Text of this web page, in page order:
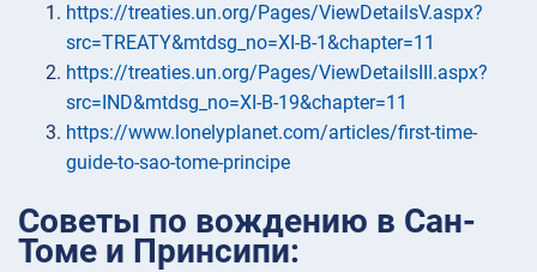
https://treaties.un.org/Pages/ViewDetailsV.aspx?
src=TREATY&mtdsg_no=XI-B-1&chapter=11
https://treaties.un.org/Pages/ViewDetailsIII.aspx?
src=IND&mtdsg_no=XI-B-19&chapter=11
https://www.lonelyplanet.com/articles/first-time-
guide-to-sao-tome-principe
Советы по вождению в Сан-
Томе и Принсипи: